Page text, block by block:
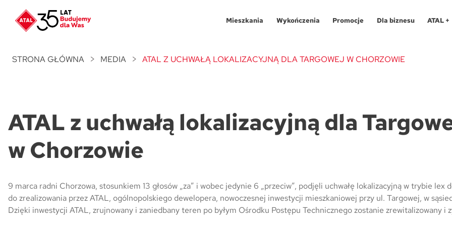
Mieszkania
Aglomeracja Śląska
Katowice
Poznań / Swarzędz
Poznań
Swarzędz
Szczecin
Wykończenia
Pakiety
Promocje
Kraków
Szczecin
Trójmiasto / Reda
Dla biznesu
Lokale
ATAL +
STRONA GŁÓWNA MEDIA ATAL Z UCHWAŁĄ LOKALIZACYJNĄ DLA TARGOWEJ W CHORZOWIE
ATAL z uchwałą lokalizacyjną dla
w Chorzowie
9 marca radni Chorzowa, stosunkiem 13 głosów „za” i wobec jedynie 6 „przeciw”, podjęli uchwałę lokalizacyjną w trybie
do zrea­lizowania przez ATAL, ogólnopolskiego dewelopera, nowoczesnej inwestycji mieszkaniowej przy ul. Targowej, w
Dzięki inwestycji ATAL, zrujnowany i zaniedbany teren po byłym Ośrodku Postępu Techn­icznego zostanie zrewitalizowany i
w Poznaniu
NOWOŚĆ
Program Poleceń ATAL
NOWOŚĆ
NOWOŚĆ
ATAL Ruczaj w Krakowie